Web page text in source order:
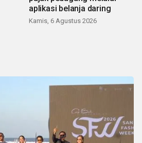
aplikasi belanja daring
Kamis, 6 Agustus 2026